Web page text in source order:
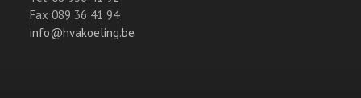
Fax 089 36 41 94
info@hvakoeling.be